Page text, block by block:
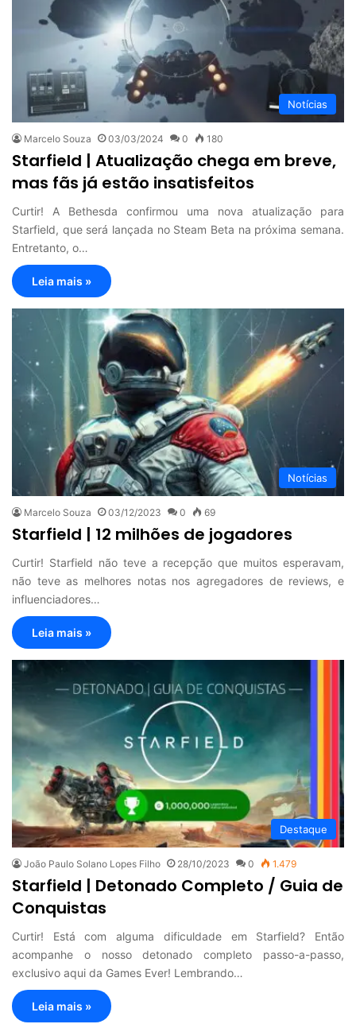
Notícias
Marcelo Souza 03/03/2024 0 180
Starfield | Atualização chega em breve,
mas fãs já estão insatisfeitos
Curtir! A Bethesda confirmou uma nova atualização para
Starfield, que será lançada no Steam Beta na próxima semana.
Entretanto, o…
Leia mais »
Notícias
Marcelo Souza 03/12/2023 0 69
Starfield | 12 milhões de jogadores
Curtir! Starfield não teve a recepção que muitos esperavam,
não teve as melhores notas nos agregadores de reviews, e
influenciadores…
Leia mais »
Destaque
João Paulo Solano Lopes Filho 28/10/2023 0 1.479
Starfield | Detonado Completo / Guia de
Conquistas
Curtir! Está com alguma dificuldade em Starfield? Então
acompanhe o nosso detonado completo passo-a-passo,
exclusivo aqui da Games Ever! Lembrando…
Leia mais »